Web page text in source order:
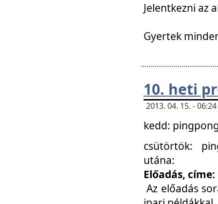
Jelentkezni az
Gyertek
10. heti
2013. 04. 15. -
kedd:
csütörtök:
utána:
Előadás,
Az előadás